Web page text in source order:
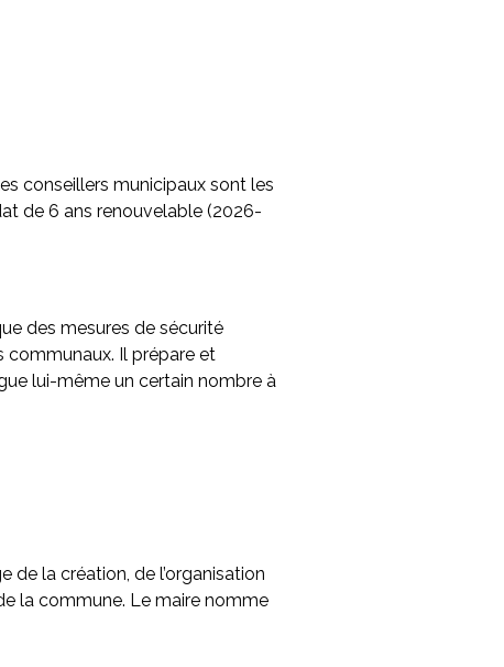
conseillers municipaux sont les
de 6 ans renouvelable (2026-
des mesures de sécurité
communaux. Il prépare et
lui-même un certain nombre à
de la création, de l’organisation
la commune. Le maire nomme